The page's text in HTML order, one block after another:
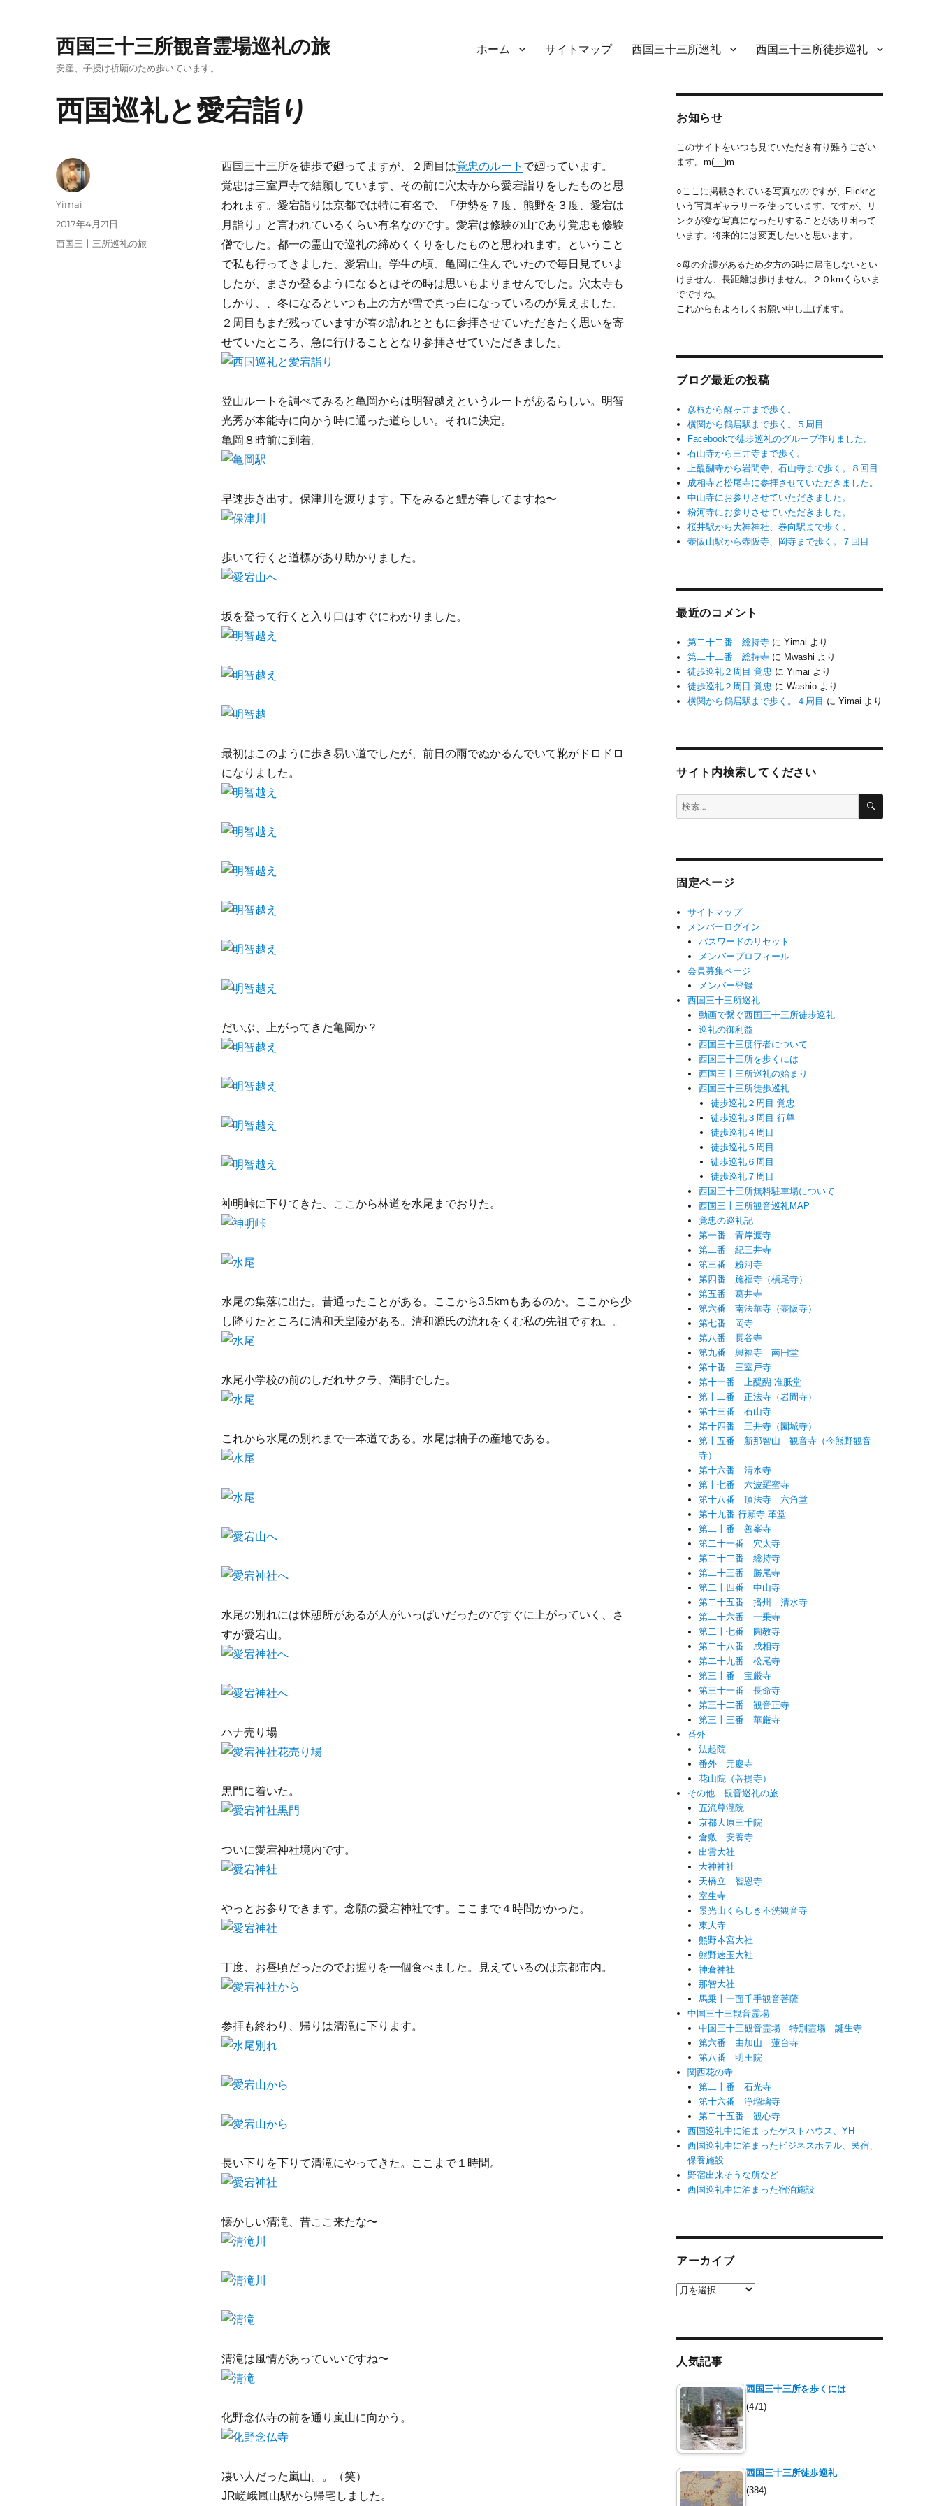
西国三十三所観音霊場巡礼の旅
安産、子授け祈願のため歩いています。
ホーム サイトマップ 西国三十三所巡礼 西国三十三所徒歩巡礼
西国巡礼と愛宕詣り
西国三十三所を徒歩で廻ってますが、２周目は覚忠のルート で廻っています。
覚忠は三室戸寺で結願しています、その前に穴太寺から愛宕詣りをしたものと思
われます。愛宕詣りは京都では特に有名で、「伊勢を７度、熊野を３度、愛宕は
月詣り」と言われているくらい有名なのです。愛宕は修験の山であり覚忠も修験
僧でした。都一の霊山で巡礼の締めくくりをしたものと思われます。ということ
で私も行ってきました、愛宕山。学生の頃、亀岡に住んでいたので毎日見ていま
したが、まさか登るようになるとはその時は思いもよりませんでした。穴太寺も
しかり、、冬になるといつも上の方が雪で真っ白になっているのが見えました。
２周目もまだ残っていますが春の訪れとともに参拝させていただきたく思いを寄
せていたところ、急に行けることとなり参拝させていただきました。
登山ルートを調べてみると亀岡からは明智越えというルートがあるらしい。明智
光秀が本能寺に向かう時に通った道らしい。それに決定。
亀岡８時前に到着。
早速歩き出す。保津川を渡ります。下をみると鯉が春してますね〜
歩いて行くと道標があり助かりました。
坂を登って行くと入り口はすぐにわかりました。
最初はこのように歩き易い道でしたが、前日の雨でぬかるんでいて靴がドロドロ
になりました。
だいぶ、上がってきた亀岡か？
神明峠に下りてきた、ここから林道を水尾までおりた。
水尾の集落に出た。昔通ったことがある。ここから3.5kmもあるのか。ここから少
し降りたところに清和天皇陵がある。清和源氏の流れをくむ私の先祖ですね。。
水尾小学校の前のしだれサクラ、満開でした。
これから水尾の別れまで一本道である。水尾は柚子の産地である。
水尾の別れには休憩所があるが人がいっぱいだったのですぐに上がっていく、さ
すが愛宕山。
ハナ売り場
黒門に着いた。
ついに愛宕神社境内です。
やっとお参りできます。念願の愛宕神社です。ここまで４時間かかった。
丁度、お昼頃だったのでお握りを一個食べました。見えているのは京都市内。
参拝も終わり、帰りは清滝に下ります。
長い下りを下りて清滝にやってきた。ここまで１時間。
懐かしい清滝、昔ここ来たな〜
清滝は風情があっていいですね〜
化野念仏寺の前を通り嵐山に向かう。
凄い人だった嵐山。。（笑）
JR嵯峨嵐山駅から帰宅しました。
投
Yimai
投
稿
2017年4月21日
カ
西国三十三所巡礼の旅
お知らせ
このサイトをいつも見ていただき有り難うござい
ます。m(__)m
○ここに掲載されている写真なのですが、Flickrと
いう写真ギャラリーを使っています、ですが、リ
ンクが変な写真になったりすることがあり困って
います。将来的には変更したいと思います。
○母の介護があるため夕方の5時に帰宅しないとい
けません、長距離は歩けません。２０kmくらいま
でですね。
これからもよろしくお願い申し上げます。
ブログ最近の投稿
彦根から醒ヶ井まで歩く。
横関から鶴居駅まで歩く。５周目
Facebookで徒歩巡礼のグループ作りました。
石山寺から三井寺まで歩く。
上醍醐寺から岩間寺、石山寺まで歩く。８回目
成相寺と松尾寺に参拝させていただきました。
中山寺にお参りさせていただきました。
粉河寺にお参りさせていただきました。
桜井駅から大神神社、巻向駅まで歩く。
壺阪山駅から壺阪寺、岡寺まで歩く。７回目
最近のコメント
第二十二番 総持寺 にYimai より
第二十二番 総持寺 に Mwashi より
徒歩巡礼２周目 覚忠 にYimai より
徒歩巡礼２周目 覚忠 にWashio より
横関から鶴居駅まで歩く。４周目 にYimai より
サイト内検索してください
検
索:
検
固定ページ
サイトマップ
メンバーログイン
パスワードのリセット
メンバープロフィール
会員募集ページ
メンバー登録
西国三十三所巡礼
動画で繋ぐ西国三十三所徒歩巡礼
巡礼の御利益
西国三十三度行者について
西国三十三所を歩くには
西国三十三所巡礼の始まり
西国三十三所徒歩巡礼
徒歩巡礼２周目 覚忠
徒歩巡礼３周目 行尊
徒歩巡礼４周目
徒歩巡礼５周目
徒歩巡礼６周目
徒歩巡礼７周目
西国三十三所無料駐車場について
西国三十三所観音巡礼MAP
覚忠の巡礼記
第一番 青岸渡寺
第二番 紀三井寺
第三番 粉河寺
第四番 施福寺（槇尾寺）
第五番 葛井寺
第六番 南法華寺（壺阪寺）
第七番 岡寺
第八番 長谷寺
第九番 興福寺 南円堂
第十番 三室戸寺
第十一番 上醍醐 准胝堂
第十二番 正法寺（岩間寺）
第十三番 石山寺
第十四番 三井寺（園城寺）
第十五番 新那智山 観音寺（今熊野観音
寺）
第十六番 清水寺
第十七番 六波羅蜜寺
第十八番 頂法寺 六角堂
第十九番 行願寺 革堂
第二十番 善峯寺
第二十一番 穴太寺
第二十二番 総持寺
第二十三番 勝尾寺
第二十四番 中山寺
第二十五番 播州 清水寺
第二十六番 一乗寺
第二十七番 圓教寺
第二十八番 成相寺
第二十九番 松尾寺
第三十番 宝厳寺
第三十一番 長命寺
第三十二番 観音正寺
第三十三番 華厳寺
番外
法起院
番外 元慶寺
花山院（菩提寺）
その他 観音巡礼の旅
五流尊瀧院
京都大原三千院
倉敷 安養寺
出雲大社
大神神社
天橋立 智恩寺
室生寺
景光山くらしき不洗観音寺
東大寺
熊野本宮大社
熊野速玉大社
神倉神社
那智大社
馬乗十一面千手観音菩薩
中国三十三観音霊場
中国三十三観音霊場 特別霊場 誕生寺
第六番 由加山 蓮台寺
第八番 明王院
関西花の寺
第二十番 石光寺
第十六番 浄瑠璃寺
第二十五番 観心寺
西国巡礼中に泊まったゲストハウス、YH
西国巡礼中に泊まったビジネスホテル、民宿、
保養施設
野宿出来そうな所など
西国巡礼中に泊まった宿泊施設
アーカイブ
ア
人気記事
西国三十三所を歩くには
(471)
西国三十三所徒歩巡礼
(384)